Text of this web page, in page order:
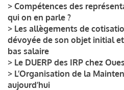
> Compétences des
qui on en parle ?
> Les allègements de
dévoyée de son objet initial
bas salaire
> Le DUERP des IRP chez
> L’Organisation de la
aujourd’hui